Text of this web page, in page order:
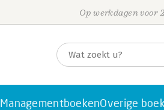
Op werkdagen voor
ManagementboekenOverige